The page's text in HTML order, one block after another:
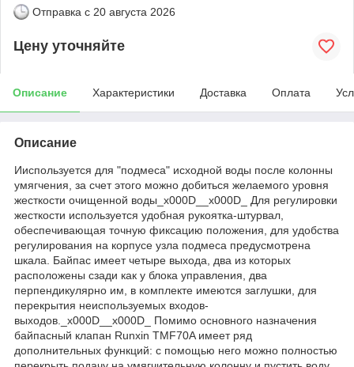
Отправка с 20 августа 2026
Цену уточняйте
Описание Характеристики Доставка Оплата
Описание
Ииспользуется для "подмеса" исходной воды после колонны
умягчения, за счет этого можно добиться желаемого уровня
жесткости очищенной воды_x000D__x000D_ Для регулировки
жесткости используется удобная рукоятка-штурвал,
обеспечивающая точную фиксацию положения, для удобства
регулирования на корпусе узла подмеса предусмотрена
шкала. Байпас имеет четыре выхода, два из которых
расположены сзади как у блока управления, два
перпендикулярно им, в комплекте имеются заглушки, для
перекрытия неиспользуемых входов-
выходов._x000D__x000D_ Помимо основного назначения
байпасный клапан Runxin TMF70A имеет ряд
дополнительных функций: с помощью него можно полностью